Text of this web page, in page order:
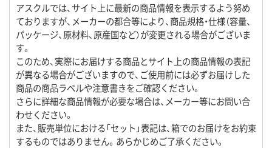
アスクルでは、サイト上に最新の商品情報を表示するよう努め
ておりますが、メーカーの都合等により、商品規格・仕様（容量、
パッケージ、原材料、原産国など）が変更される場合がございま
す。
このため、実際にお届けする商品とサイト上の商品情報の表記
が異なる場合がございますので、ご使用前には必ずお届けした
商品の商品ラベルや注意書きをご確認ください。
さらに詳細な商品情報が必要な場合は、メーカー等にお問い合
わせください。
また、販売単位における「セット」表記は、箱でのお届けをお約束
するものではありません。あらかじめご了承ください。